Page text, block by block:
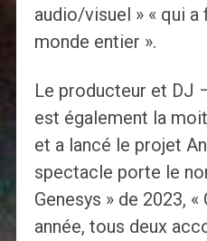
audio/visuel » « qui
monde entier ».
Le producteur et DJ
est également la
et a lancé le projet
spectacle porte le
Genesys » de 2023,
année, tous deux